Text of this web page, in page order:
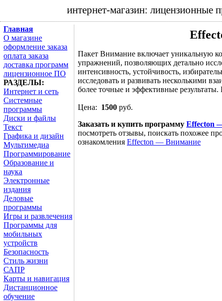
интернет-магазин:
Главная
О магазине
оформление заказа
оплата заказа
доставка программ
лицензионное ПО
РАЗДЕЛЫ:
Интернет и сеть
Системные
программы
Диски и файлы
Текст
Графика и дизайн
Мультимедиа
Программирование
Образование и
наука
Электронные
издания
Деловые
программы
Игры и развлечения
Программы для
мобильных
устройств
Безопасность
Стиль жизни
САПР
Карты и навигация
Дистанционное
обучение
Пакет Внимание включает уникальную
упражнений, позволяющих детально
интенсивность, устойчивость,
исследовать и развивать несколькими
более точные и эффективные результаты.
Цена: 1500 руб.
Заказать и купить программу Effecton
посмотреть отзывы, поискать похожее
ознакомления Effecton — Внимание